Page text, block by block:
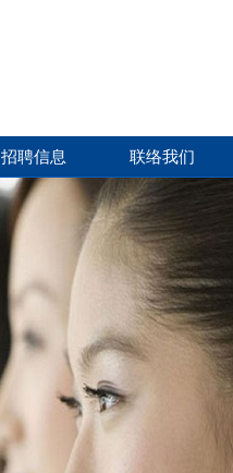
招聘信息 联络我们